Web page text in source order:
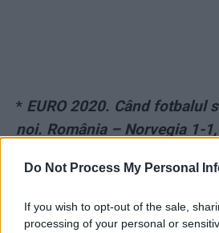
Do Not Process My Personal
If you wish to opt-out of the sale,
processing of your personal or
* EURO 2020. Când fotbalul
noi. România – Norvegia 1-
doua! În prima, suntem